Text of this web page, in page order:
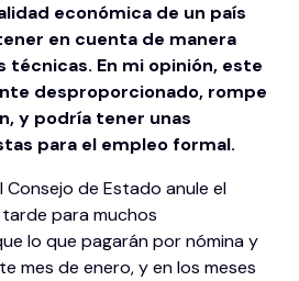
económica de un país
en cuenta de manera
técnicas. En mi opinión, este
desproporcionado, rompe
y podría tener unas
para el empleo formal.
Consejo de Estado anule el
para muchos
lo que pagarán por nómina y
mes de enero, y en los meses